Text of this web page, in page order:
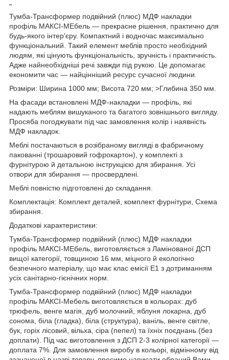
"
Тумба-Трансформер подвійний (плюс) МДФ накладки
профіль МАКСІ-МЕбель — прекрасне рішення, практично для
будь-якого інтер'єру. Компактний і водночас максимально
функціональний. Такий елемент меблів просто необхідний
людям, які цінують функціональність, зручність і практичність.
Адже найнеобхідніші речі завжди під рукою. Це допомагає
економити час — найцінніший ресурс сучасної людини.
Розміри: Ширина 1000 мм; Висота 720 мм; >Глибина 350 мм.
На фасади встановлені МДФ-накладки — профіль, які
надають меблям вишуканого та багатого зовнішнього вигляду.
Просяба погоджувати під час замовлення колір і наявність
МДФ накладок.
Меблі постачаються в розібраному вигляді в фабричному
пакованні (трошаровий гофрокартон), у комплекті з
фурнітурою й детальною інструкцією для збирання. Усі
отвори для збирання — просвердлені.
Меблі повністю підготовлені до складання.
Комплектація: Комплект деталей, комплект фурнітури, Схема
збирання.
Додаткові характеристики:
Тумба-Трансформер подвійний (плюс) МДФ накладки
профіль МАКСІ-МЕбель, виготовляється з Ламінованої ДСП
вищої категорії, товщиною 16 мм, міцного й екологічно
безпечного матеріалу, що має клас емісії Е1 з дотриманням
усіх санітарно-гієнічних норм.
Тумба-Трансформер подвійний (плюс) МДФ накладки
профіль МАКСІ-Мебель виготовляється в кольорах: дуб
трюфель, венге магія, дуб молочний, яблуня локарна, дуб
сонома, біла (гладка), біла (структура), ваніль, венге світле,
бук, горіх лісовий, вільха, сіра (пепел) та їхніх поєднань (без
доплати). Під час виготовлення з ДСП 2-3 колірної категорії —
доплата 7%. Для замовлення виробу в кольорі, відмінному від